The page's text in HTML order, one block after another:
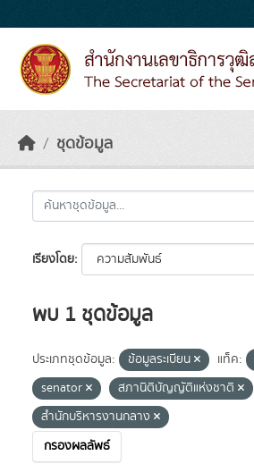
ชุดข้อมูล
เรียงโดย
พบ 1 ชุดข้อมูล
ประเภทชุดข้อมูล: ข้อมูลระเบียน แท็ค:
senator
สภานิติบัญญัติแห่งชาติ
สำนักบริหารงานกลาง
กรองผลลัพธ์